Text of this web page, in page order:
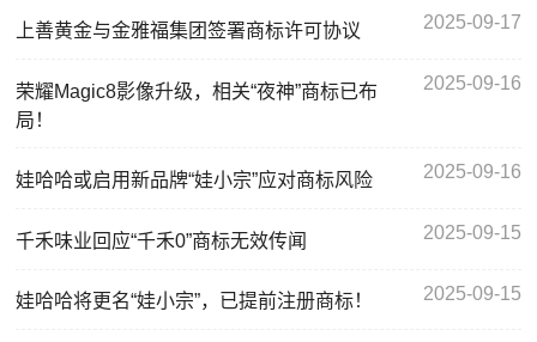
上善黄金与金雅福集团签署商标许可协议 2025-09-17
荣耀Magic8影像升级，相关“夜神”商标已布
局！
2025-09-16
娃哈哈或启用新品牌“娃小宗”应对商标风险 2025-09-16
千禾味业回应“千禾0”商标无效传闻 2025-09-15
娃哈哈将更名“娃小宗”，已提前注册商标！ 2025-09-15